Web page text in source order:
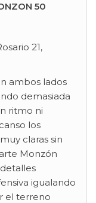
50
21,
ambos lados
demasiada
ritmo ni
los
claras sin
Monzón
igualando
el terreno